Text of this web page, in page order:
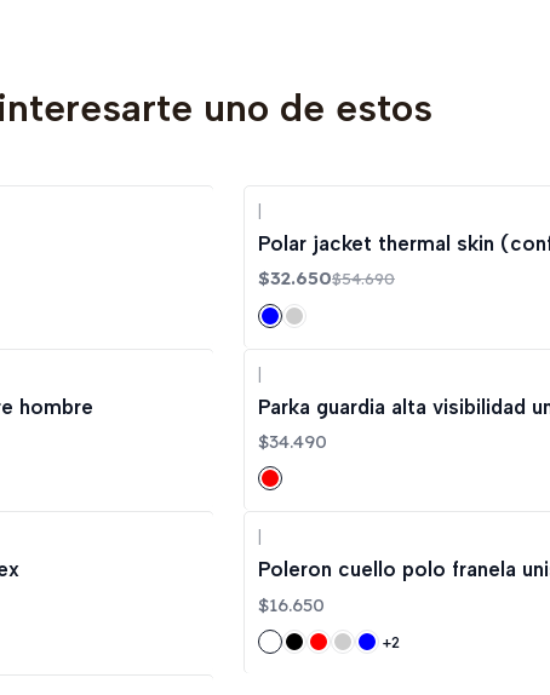
uno de estos
Polar jacket thermal skin
$32.650$54.690
hombre
|
Parka guardia alta visibilidad
$34.490
Poleron cuello polo franela
$16.650
+2